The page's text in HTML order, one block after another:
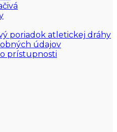
poriadok atletickej dráhy
údajov
prístupnosti